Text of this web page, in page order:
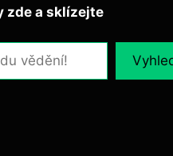
zde a sklízejte